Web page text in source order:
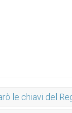
le chiavi del